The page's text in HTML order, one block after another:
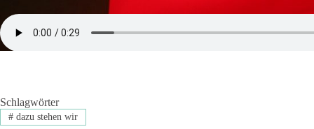
Schlagwörter
#dazu stehen wir